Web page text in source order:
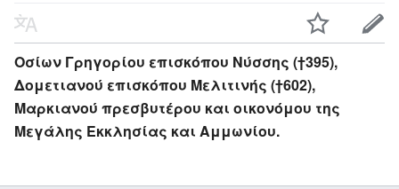
Οσίων Γρηγορίου επισκόπου Νύσσης (†395),
Δομετιανού επισκόπου Μελιτινής (†602),
Μαρκιανού πρεσβυτέρου και οικονόμου της
Μεγάλης Εκκλησίας και Αμμωνίου.